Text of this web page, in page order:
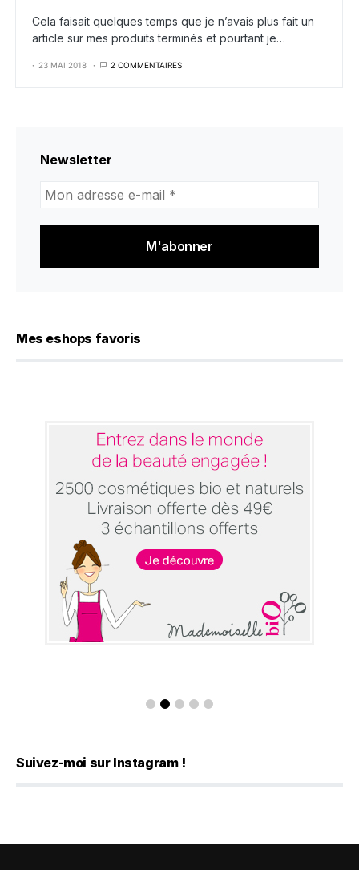
Cela faisait quelques temps que je n’avais plus fait un
article sur mes produits terminés et pourtant je…
23 MAI 2018 2 COMMENTAIRES
Newsletter
adresse
mail
Mes eshops favoris
Suivez-moi sur Instagram !